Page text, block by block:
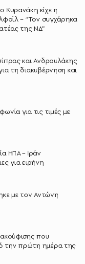
Κυρανάκη είχε η
– “Τον συγχάρηκα
της ΝΔ”
και Ανδρουλάκης
τη διακυβέρνηση και
για τις τιμές με
ΗΠΑ – Ιράν
για ειρήνη
με τον Αντώνη
που
την πρώτη ημέρα της